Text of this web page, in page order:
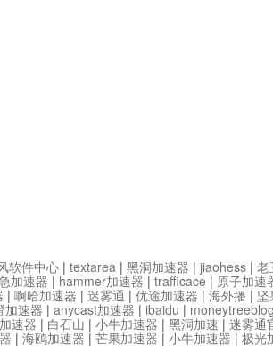
软件中心 | textarea | 黑洞加速器 | jiaohess | 老
加速器 | hammer加速器 | trafficace | 原子加速
| 啊哈加速器 | 迷雾通 | 优途加速器 | 海外播 | 坚
加速器 | anycast加速器 | ibaidu | moneytreeblog
速器 | 白石山 | 小牛加速器 | 黑洞加速 | 迷雾通
| 海鸥加速器 | 芒果加速器 | 小牛加速器 | 极光